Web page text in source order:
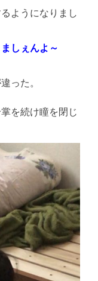
ようになりまし
しぇんよ～
った。
を続け瞳を閉じ